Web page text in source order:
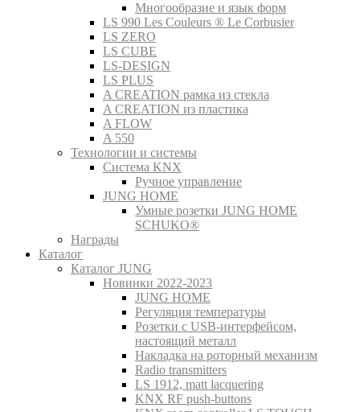
Многообразие и язык форм
LS 990 Les Couleurs ® Le Corbusier
LS ZERO
LS CUBE
LS-DESIGN
LS PLUS
A CREATION рамка из стекла
A CREATION из пластика
A FLOW
A 550
Технологии и системы
Система KNX
Ручное управление
JUNG HOME
Умные розетки JUNG HOME
SCHUKO®
Награды
Каталог
Каталог JUNG
Новинки 2022-2023
JUNG HOME
Регуляция температуры
Розетки с USB-интерфейсом,
настоящий металл
Накладка на роторный механизм
Radio transmitters
LS 1912, matt lacquering
KNX RF push-buttons